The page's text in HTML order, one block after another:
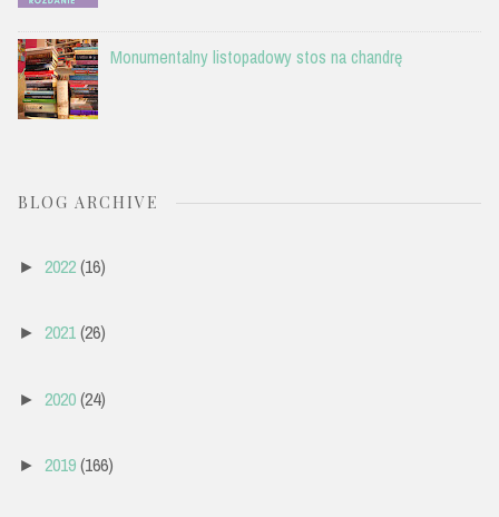
Monumentalny listopadowy stos na chandrę
BLOG ARCHIVE
► 2022(16)
► 2021(26)
► 2020(24)
► 2019(166)